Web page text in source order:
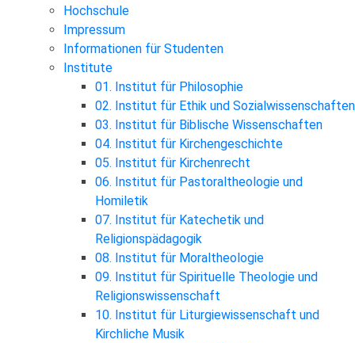
Hochschule
Impressum
Informationen für Studenten
Institute
01. Institut für Philosophie
02. Institut für Ethik und Sozialwissenschaften
03. Institut für Biblische Wissenschaften
04. Institut für Kirchengeschichte
05. Institut für Kirchenrecht
06. Institut für Pastoraltheologie und
Homiletik
07. Institut für Katechetik und
Religionspädagogik
08. Institut für Moraltheologie
09. Institut für Spirituelle Theologie und
Religionswissenschaft
10. Institut für Liturgiewissenschaft und
Kirchliche Musik